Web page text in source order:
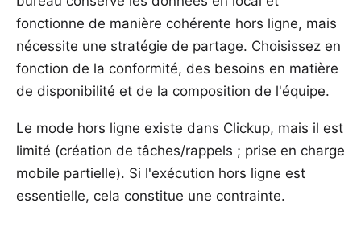
fonctionne de manière cohérente hors ligne, mais
nécessite une stratégie de partage. Choisissez en
fonction de la conformité, des besoins en matière
de disponibilité et de la composition de l'équipe.
Le mode hors ligne existe dans Clickup, mais il est
limité (création de tâches/rappels ; prise en charge
mobile partielle). Si l'exécution hors ligne est
essentielle, cela constitue une contrainte.